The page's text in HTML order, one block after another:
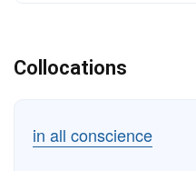
Collocations
in all conscience